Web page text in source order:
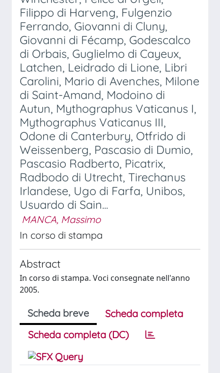
Filippo di Harveng, Fulgenzio
Ferrando, Giovanni di Cluny,
Giovanni di Fécamp, Godescalco
di Orbais, Guglielmo di Cayeux,
Latchen, Leidrado di Lione, Libri
Carolini, Mario di Avenches, Milone
di Saint-Amand, Modoino di
Autun, Mythographus Vaticanus I,
Mythographus Vaticanus III,
Odone di Canterbury, Otfrido di
Weissenberg, Pascasio di Dumio,
Pascasio Radberto, Picatrix,
Radbodo di Utrecht, Tirechanus
Irlandese, Ugo di Farfa, Unibos,
Usuardo di Sain...
MANCA, Massimo
In corso di stampa
Abstract
In corso di stampa. Voci consegnate nell'anno
2005.
Scheda breve
Scheda completa
Scheda completa (DC)